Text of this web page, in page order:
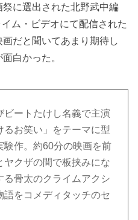
に選出された北野武中編
ム・ビデオにて配信された
だと聞いてあまり期待し
白かった。
ビートたけし名義で主演
るお笑い」をテーマに型
験作。約60分の映画を前
クザの間で板挟みにな
る骨太のクライムアクシ
語をコメディタッチのセ